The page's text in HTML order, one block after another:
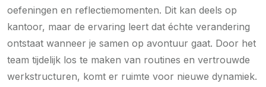
oefeningen en reflectiemomenten. Dit kan deels op
kantoor, maar de ervaring leert dat échte verandering
ontstaat wanneer je samen op avontuur gaat. Door het
team tijdelijk los te maken van routines en vertrouwde
werkstructuren, komt er ruimte voor nieuwe dynamiek.